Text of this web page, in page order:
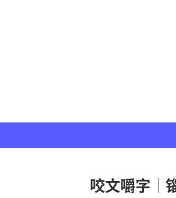
咬文嚼字｜